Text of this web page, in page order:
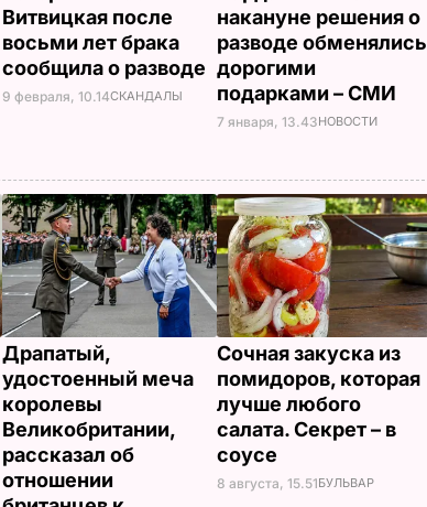
Витвицкая после
восьми лет брака
сообщила о разводе
9 февраля, 10.14СКАНДАЛЫ
накануне решения о
разводе обменялись
дорогими
подарками – СМИ
7 января, 13.43НОВОСТИ
Драпатый,
удостоенный меча
королевы
Великобритании,
рассказал об
отношении
Сочная закуска из
помидоров, которая
лучше любого
салата. Секрет – в
соусе
8 августа, 15.51БУЛЬВАР